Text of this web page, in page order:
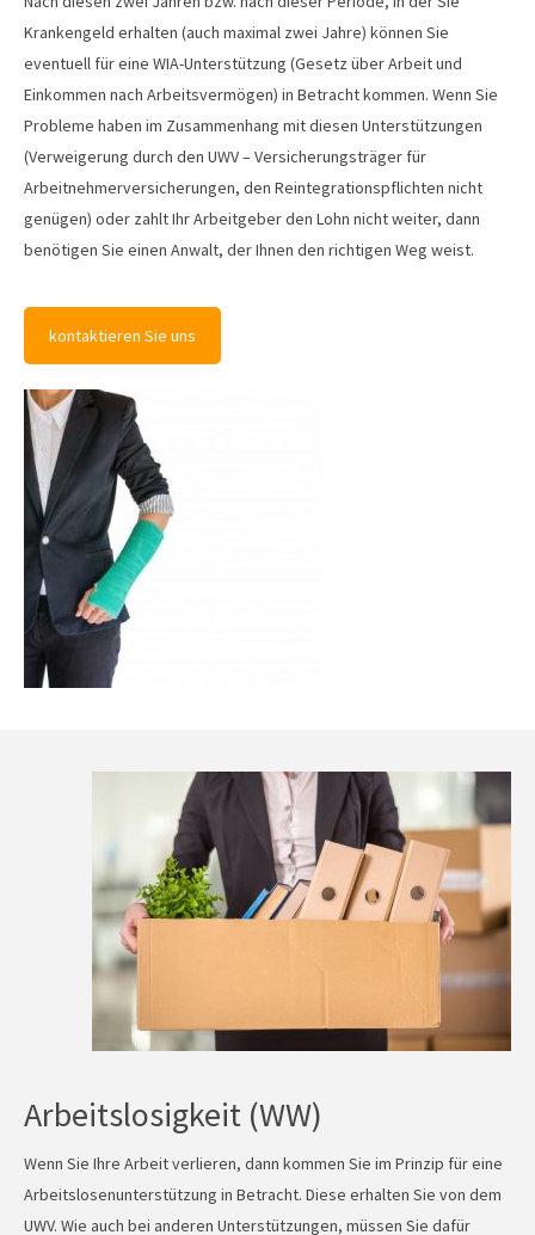
Krankengeld erhalten (auch maximal zwei Jahre) können Sie
eventuell für eine WIA-Unterstützung (Gesetz über Arbeit und
Einkommen nach Arbeitsvermögen) in Betracht kommen. Wenn Sie
Probleme haben im Zusammenhang mit diesen Unterstützungen
(Verweigerung durch den UWV – Versicherungsträger für
Arbeitnehmerversicherungen, den Reintegrationspflichten nicht
genügen) oder zahlt Ihr Arbeitgeber den Lohn nicht weiter, dann
benötigen Sie einen Anwalt, der Ihnen den richtigen Weg weist.
kontaktieren Sie uns
Arbeitslosigkeit (WW)
Wenn Sie Ihre Arbeit verlieren, dann kommen Sie im Prinzip für eine
Arbeitslosenunterstützung in Betracht. Diese erhalten Sie von dem
UWV. Wie auch bei anderen Unterstützungen, müssen Sie dafür